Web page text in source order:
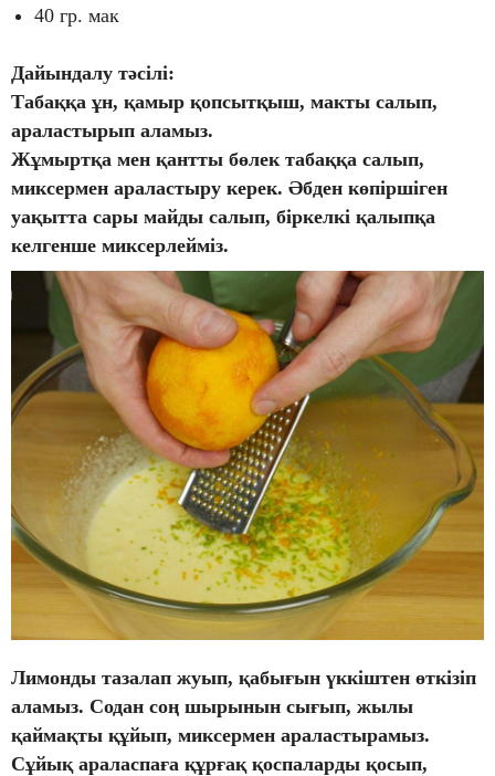
40 гр. мак
Дайындалу тәсілі:
Табаққа ұн, қамыр қопсытқыш, макты салып,
араластырып аламыз.
Жұмыртқа мен қантты бөлек табаққа салып,
миксермен араластыру керек. Әбден көпіршіген
уақытта сары майды салып, біркелкі қалыпқа
келгенше миксерлейміз.
Лимонды тазалап жуып, қабығын үккіштен өткізіп
аламыз. Содан соң шырынын сығып, жылы
қаймақты құйып, миксермен араластырамыз.
Сұйық араласпаға құрғақ қоспаларды қосып,